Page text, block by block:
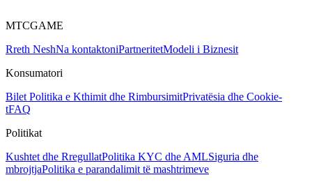
MTCGAME
Rreth NeshNa kontaktoniPartneritetModeli i Biznesit
Konsumatori
Bilet Politika e Kthimit dhe RimbursimitPrivatësia dhe Cookie-
tFAQ
Politikat
Kushtet dhe RregullatPolitika KYC dhe AMLSiguria dhe
mbrojtjaPolitika e parandalimit të mashtrimeve